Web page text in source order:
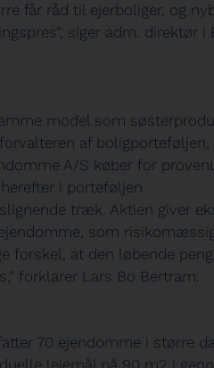
får råd til ejerboliger, og
siger adm. direktør i
model som
af boligporteføljen,
A/S køber for
i porteføljen.
træk. Aktien giver
som
forskel, at den løbende
forklarer Lars Bo Bertram.
70 ejendomme i større
lejemål på 90 m2 i